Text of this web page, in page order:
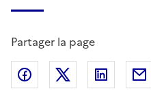
Partager la page
Partager sur Facebook
Partager sur